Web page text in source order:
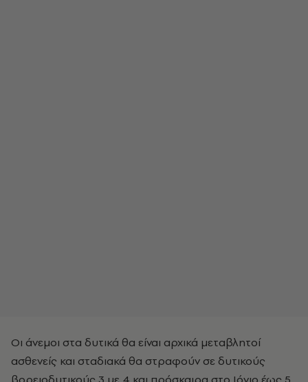
Οι άνεμοι στα δυτικά θα είναι αρχικά μεταβλητοί
ασθενείς και σταδιακά θα στραφούν σε δυτικούς